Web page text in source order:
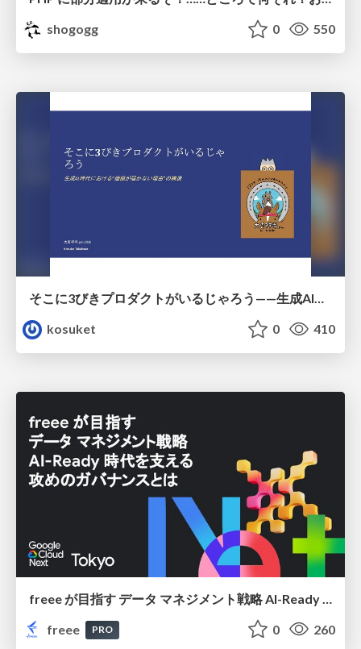
shogogg
0 550
そこに3びきプロダクトがいるじゃろう——生成AI時代における“価値が届かない理由”の構造
kosuket
0 410
freee
PRO 0 260